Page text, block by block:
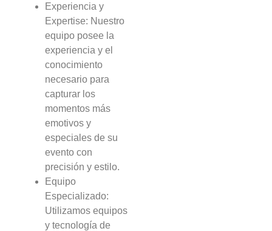
Experiencia y
Expertise: Nuestro
equipo posee la
experiencia y el
conocimiento
necesario para
capturar los
momentos más
emotivos y
especiales de su
evento con
precisión y estilo.
Equipo
Especializado:
Utilizamos equipos
y tecnología de